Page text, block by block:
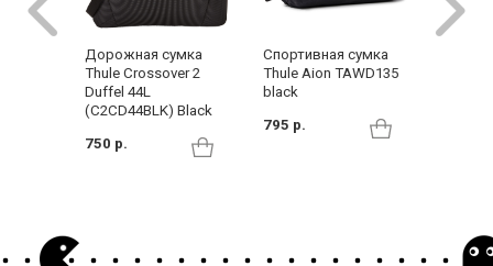
Дорожная сумка
Thule Crossover 2
Duffel 44L
(C2CD44BLK) Black
750 р.
Спортивная сумка
Thule Aion TAWD135
black
795 р.